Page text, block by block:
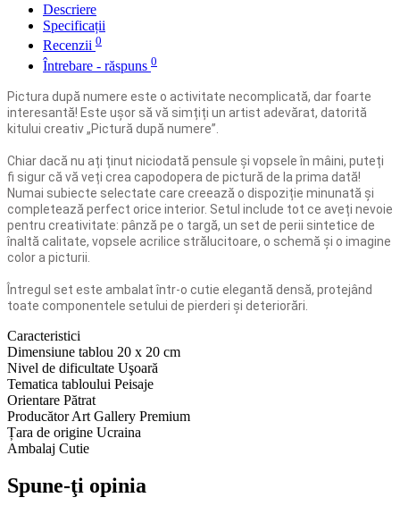
Descriere
Specificații
Recenzii 0
Întrebare - răspuns 0
Pictura după numere este o activitate necomplicată, dar foarte
interesantă! Este ușor să vă simțiți un artist adevărat, datorită
kitului creativ „Pictură după numere”.
Chiar dacă nu ați ținut niciodată pensule și vopsele în mâini, puteți
fi sigur că vă veți crea capodopera de pictură de la prima dată!
Numai subiecte selectate care creează o dispoziție minunată și
completează perfect orice interior. Setul include tot ce aveți nevoie
pentru creativitate: pânză pe o targă, un set de perii sintetice de
înaltă calitate, vopsele acrilice strălucitoare, o schemă și o imagine
color a picturii.
Întregul set este ambalat într-o cutie elegantă densă, protejând
toate componentele setului de pierderi și deteriorări.
Caracteristici
Dimensiune tablou 20 x 20 cm
Nivel de dificultate Uşoară
Tematica tabloului Peisaje
Orientare Pătrat
Producător Art Gallery Premium
Țara de origine Ucraina
Ambalaj Cutie
Spune-ţi opinia